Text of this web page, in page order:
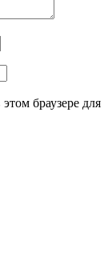
браузере для